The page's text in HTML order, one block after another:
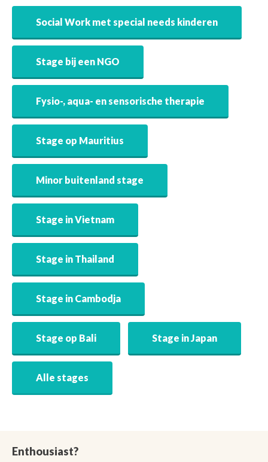
Social Work met special needs kinderen
Stage bij een NGO
Fysio-, aqua- en sensorische therapie
Stage op Mauritius
Minor buitenland stage
Stage in Vietnam
Stage in Thailand
Stage in Cambodja
Stage op Bali Stage in Japan
Alle stages
Enthousiast?